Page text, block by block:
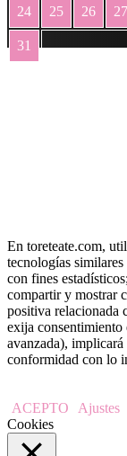
24 25 26 27
31
En toreteate.com,
tecnologías
con fines
compartir y mostrar
positiva relacionada
exija
avanzada),
conformidad con lo
ACEPTO
Ajustes
Cookies